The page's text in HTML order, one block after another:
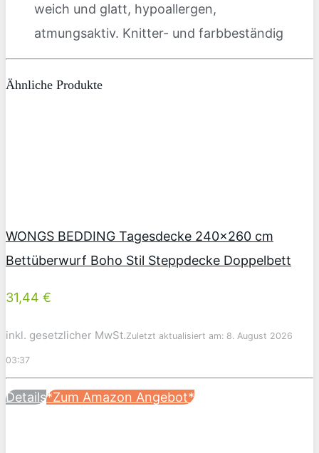
weich und glatt, hypoallergen,
atmungsaktiv. Knitter- und farbbeständig
Ähnliche Produkte
WONGS BEDDING Tagesdecke 240×260 cm
Bettüberwurf Boho Stil Steppdecke Doppelbett
31,44 €
inkl. gesetzlicher MwSt.Zuletzt aktualisiert am: 8. August 2026
03:37
Details*Zum Amazon Angebot*